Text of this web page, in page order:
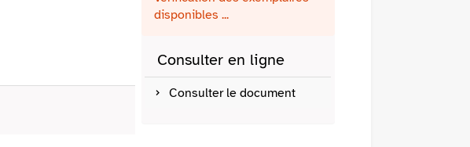
disponibles ...
Consulter en ligne
Consulter le document